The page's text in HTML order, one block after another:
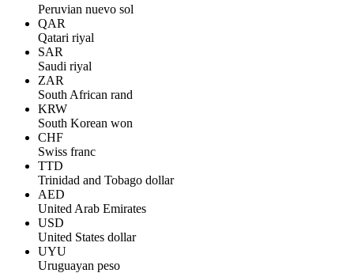
Peruvian nuevo sol
QAR
Qatari riyal
SAR
Saudi riyal
ZAR
South African rand
KRW
South Korean won
CHF
Swiss franc
TTD
Trinidad and Tobago dollar
AED
United Arab Emirates
USD
United States dollar
UYU
Uruguayan peso